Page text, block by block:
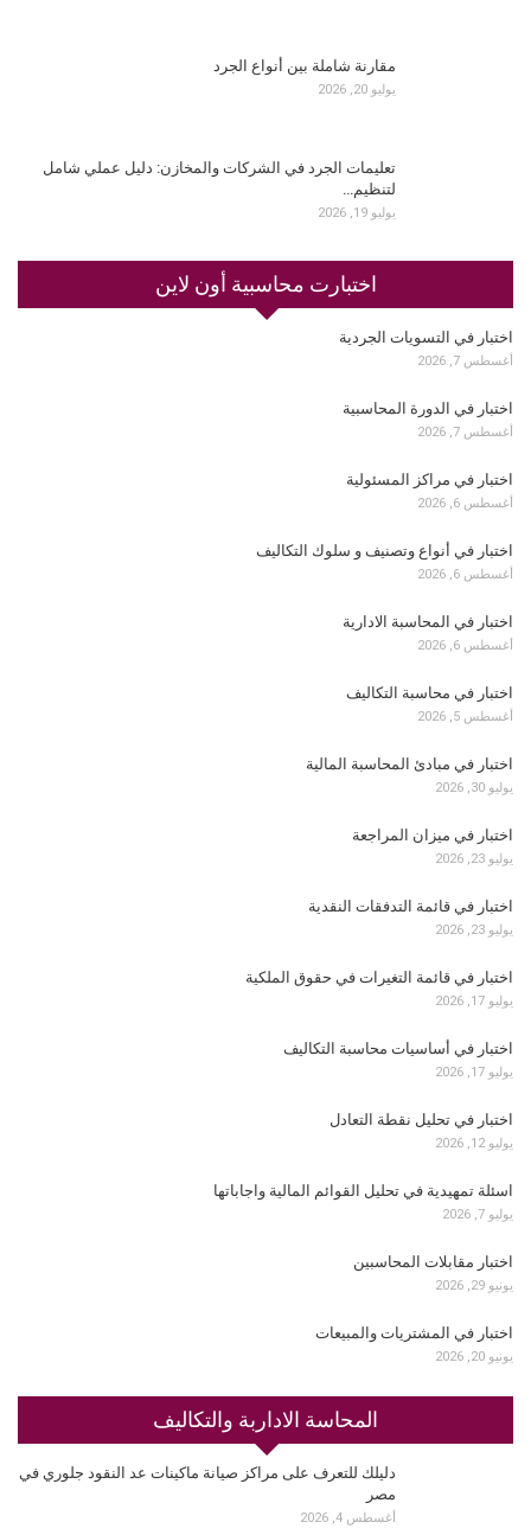
مقارنة شاملة بين أنواع الجرد
يوليو 20, 2026
تعليمات الجرد في الشركات والمخازن: دليل عملي شامل
لتنظيم…
يوليو 19, 2026
اختبارت محاسبية أون لاين
اختبار في التسويات الجردية
أغسطس 7, 2026
اختبار في الدورة المحاسبية
أغسطس 7, 2026
اختبار في مراكز المسئولية
أغسطس 6, 2026
اختبار في أنواع وتصنيف و سلوك التكاليف
أغسطس 6, 2026
اختبار في المحاسبة الادارية
أغسطس 6, 2026
اختبار في محاسبة التكاليف
أغسطس 5, 2026
اختبار في مبادئ المحاسبة المالية
يوليو 30, 2026
اختبار في ميزان المراجعة
يوليو 23, 2026
اختبار في قائمة التدفقات النقدية
يوليو 23, 2026
اختبار في قائمة التغيرات في حقوق الملكية
يوليو 17, 2026
اختبار في أساسيات محاسبة التكاليف
يوليو 17, 2026
اختبار في تحليل نقطة التعادل
يوليو 12, 2026
اسئلة تمهيدية في تحليل القوائم المالية واجاباتها
يوليو 7, 2026
اختبار مقابلات المحاسبين
يونيو 29, 2026
اختبار في المشتريات والمبيعات
يونيو 20, 2026
المحاسة الاداربة والتكاليف
دليلك للتعرف على مراكز صيانة ماكينات عد النقود جلوري في
مصر
أغسطس 4, 2026